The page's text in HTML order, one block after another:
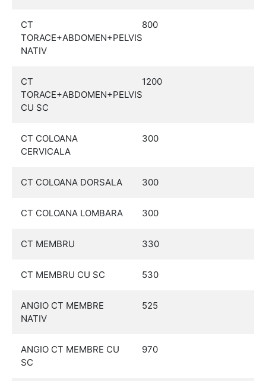
CT
TORACE+ABDOMEN+PELVIS
NATIV
800
CT
TORACE+ABDOMEN+PELVIS
CU SC
1200
CT COLOANA
CERVICALA
300
CT COLOANA DORSALA 300
CT COLOANA LOMBARA 300
CT MEMBRU 330
CT MEMBRU CU SC 530
ANGIO CT MEMBRE
NATIV
525
ANGIO CT MEMBRE CU
SC
970